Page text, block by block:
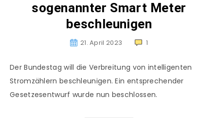
sogenannter Smart Meter
beschleunigen
21. April 2023 1
Der Bundestag will die Verbreitung von intelligenten
Stromzählern beschleunigen. Ein entsprechender
Gesetzesentwurf wurde nun beschlossen.